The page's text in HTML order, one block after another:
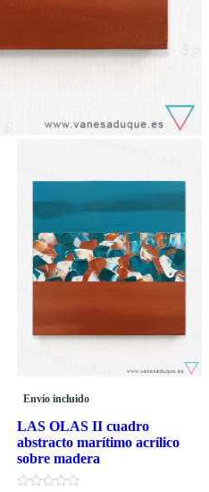
Envío incluido
LAS OLAS II cuadro
abstracto marítimo acrílico
sobre madera